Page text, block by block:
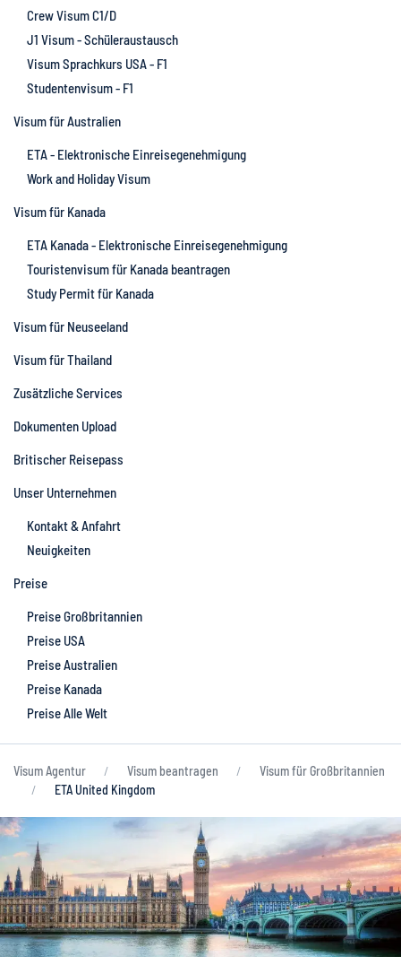
Crew Visum C1/D
J1 Visum - Schüleraustausch
Visum Sprachkurs USA - F1
Studentenvisum - F1
Visum für Australien
ETA - Elektronische Einreisegenehmigung
Work and Holiday Visum
Visum für Kanada
ETA Kanada - Elektronische Einreisegenehmigung
Touristenvisum für Kanada beantragen
Study Permit für Kanada
Visum für Neuseeland
Visum für Thailand
Zusätzliche Services
Dokumenten Upload
Britischer Reisepass
Unser Unternehmen
Kontakt & Anfahrt
Neuigkeiten
Preise
Preise Großbritannien
Preise USA
Preise Australien
Preise Kanada
Preise Alle Welt
Visum Agentur Visum beantragen
Visum für Großbritannien
ETA United Kingdom